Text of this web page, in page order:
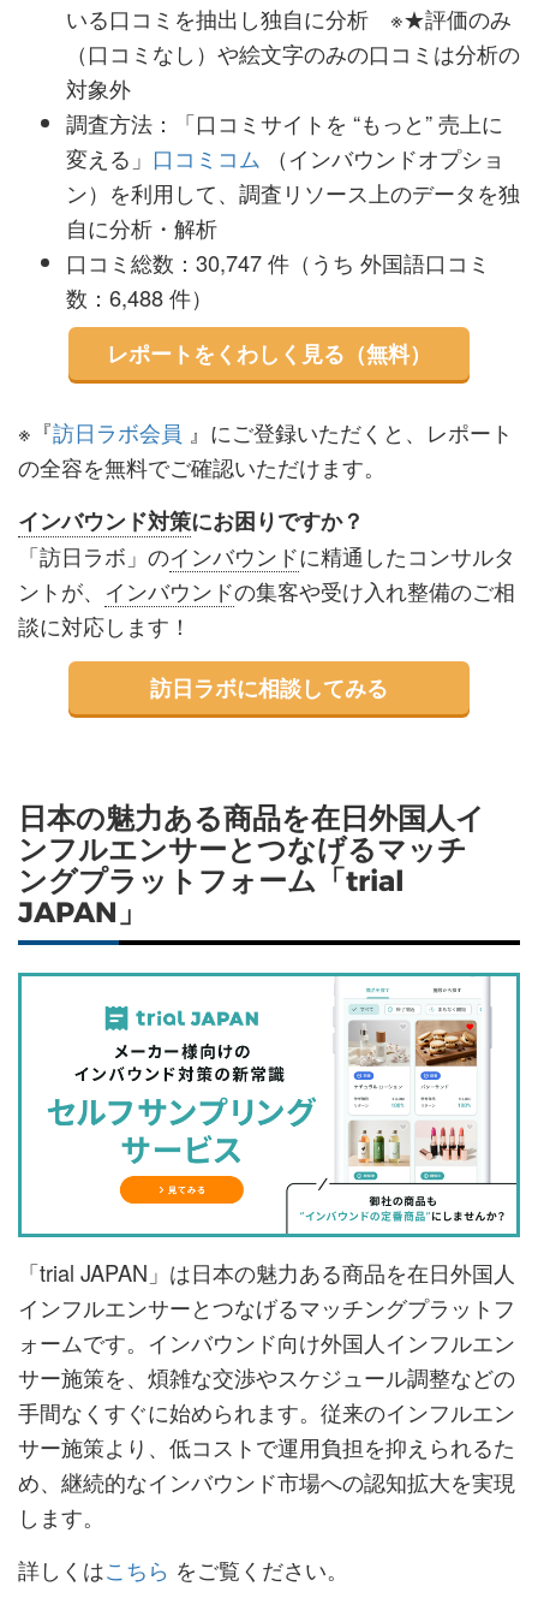
いる口コミを抽出し独自に分析 ※★評価のみ
（口コミなし）や絵文字のみの口コミは分析の
対象外
調査方法：「口コミサイトを “もっと” 売上に
変える」 口コミコム （インバウンドオプショ
ン）を利用して、調査リソース上のデータを独
自に分析・解析
口コミ総数：30,747 件（うち 外国語口コミ
数：6,488 件）
レポートをくわしく見る（無料）
※『訪日ラボ会員 』にご登録いただくと、レポート
の全容を無料でご確認いただけます。
インバウンド対策にお困りですか？
「訪日ラボ」のインバウンドに精通したコンサルタ
ントが、 インバウンドの集客や受け入れ整備のご相
談に対応します！
訪日ラボに相談してみる
日本の魅力ある商品を在日外国人イ
ンフルエンサーとつなげるマッチ
ングプラットフォーム「trial
JAPAN」
「trial JAPAN」は日本の魅力ある商品を在日外国人
インフルエンサーとつなげるマッチングプラットフ
ォームです。インバウンド向け外国人インフルエン
サー施策を、煩雑な交渉やスケジュール調整などの
手間なくすぐに始められます。従来のインフルエン
サー施策より、低コストで運用負担を抑えられるた
め、継続的なインバウンド市場への認知拡大を実現
します。
詳しくはこちら をご覧ください。